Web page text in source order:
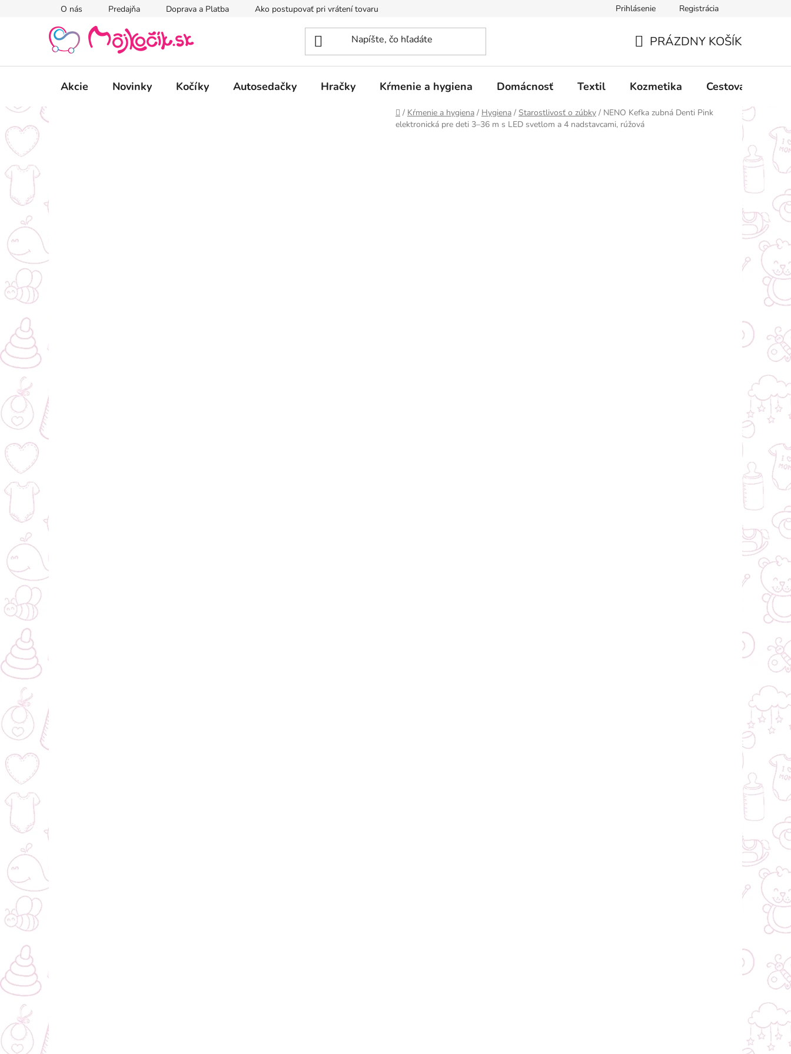
O nás Predajňa Doprava a Platba Ako postupovať pri vrátení tovaru Obchodné podmienky Podmienky ochrany
Prihlásenie Registrácia
KOŠÍK
PRÁZDNY KOŠÍK
Akcie Novinky Kočíky Autosedačky Hračky Kŕmenie a hygiena Domácnosť Textil Kozmetika Cestovanie
Domov
/ Kŕmenie a hygiena / Hygiena / Starostlivosť o zúbky / NENO Kefka zubná Denti Pink
elektronická pre deti 3–36 m s LED svetlom a 4 nadstavcami, rúžová